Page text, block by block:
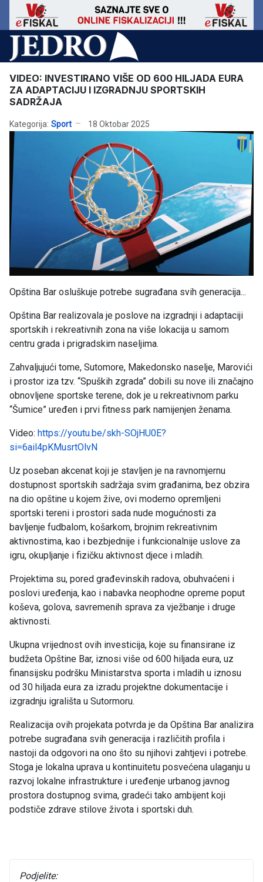
VIDEO: INVESTIRANO VIŠE OD 600 HILJADA EURA
ZA ADAPTACIJU I IZGRADNJU SPORTSKIH
SADRŽAJA
Kategorija: Sport 18 Oktobar 2025
Opština Bar osluškuje potrebe sugrađana svih generacija...
Opština Bar realizovala je poslove na izgradnji i adaptaciji
sportskih i rekreativnih zona na više lokacija u samom
centru grada i prigradskim naseljima.
Zahvaljujući tome, Sutomore, Makedonsko naselje, Marovići
i prostor iza tzv. “Spuških zgrada” dobili su nove ili značajno
obnovljene sportske terene, dok je u rekreativnom parku
“Šumice” uređen i prvi fitness park namijenjen ženama.
Video: https://youtu.be/skh-SOjHU0E?
si=6ail4pKMusrtOlvN
Uz poseban akcenat koji je stavljen je na ravnomjernu
dostupnost sportskih sadržaja svim građanima, bez obzira
na dio opštine u kojem žive, ovi moderno opremljeni
sportski tereni i prostori sada nude mogućnosti za
bavljenje fudbalom, košarkom, brojnim rekreativnim
aktivnostima, kao i bezbjednije i funkcionalnije uslove za
igru, okupljanje i fizičku aktivnost djece i mladih.
Projektima su, pored građevinskih radova, obuhvaćeni i
poslovi uređenja, kao i nabavka neophodne opreme poput
koševa, golova, savremenih sprava za vježbanje i druge
aktivnosti.
Ukupna vrijednost ovih investicija, koje su finansirane iz
budžeta Opštine Bar, iznosi više od 600 hiljada eura, uz
finansijsku podršku Ministarstva sporta i mladih u iznosu
od 30 hiljada eura za izradu projektne dokumentacije i
izgradnju igrališta u Sutormoru.
Realizacija ovih projekata potvrda je da Opština Bar analizira
potrebe sugrađana svih generacija i različitih profila i
nastoji da odgovori na ono što su njihovi zahtjevi i potrebe.
Stoga je lokalna uprava u kontinuitetu posvećena ulaganju u
razvoj lokalne infrastrukture i uređenje urbanog javnog
prostora dostupnog svima, gradeći tako ambijent koji
podstiče zdrave stilove života i sportski duh.
Podjelite: